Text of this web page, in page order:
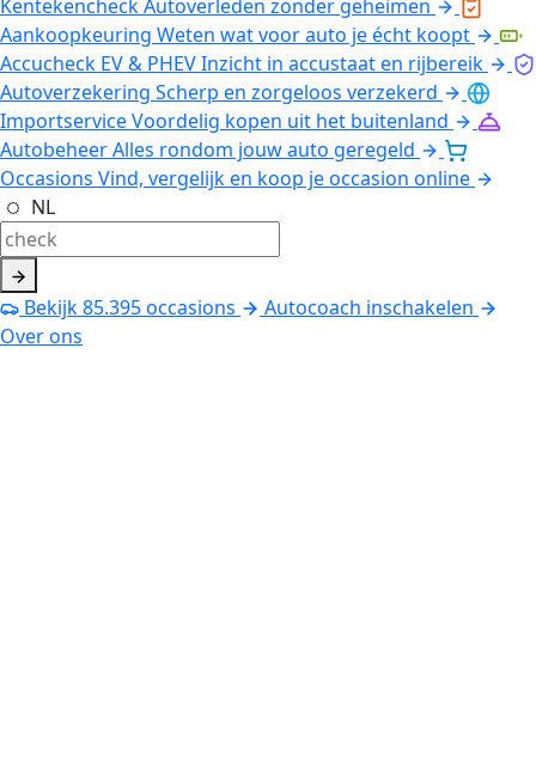
KentekencheckAutoverleden zonder geheimen
Aankoopkeuring Weten wat voor auto je écht koopt
Accucheck EV & PHEVInzicht in accustaat en rijbereik
Autoverzekering Scherp en zorgeloos verzekerd
ImportserviceVoordelig kopen uit het buitenland
AutobeheerAlles rondom jouw auto geregeld
Occasions Vind, vergelijk en koop je occasion online
NL
Bekijk85.395occasions
Autocoach inschakelen
Over ons